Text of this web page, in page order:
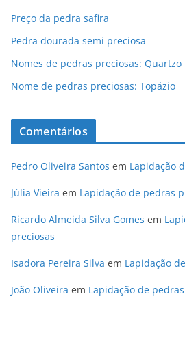
Preço da pedra safira
Pedra dourada semi preciosa
Nomes de pedras preciosas: Quartzo
Nome de pedras preciosas: Topázio
Comentários
Pedro Oliveira Santos em Lapidação
Júlia Vieira em Lapidação de pedras
Ricardo Almeida Silva Gomes em
preciosas
Isadora Pereira Silva em Lapidação
João Oliveira em Lapidação de